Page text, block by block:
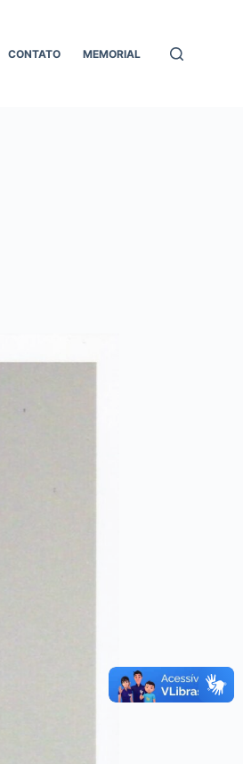
CONTATO MEMORIAL